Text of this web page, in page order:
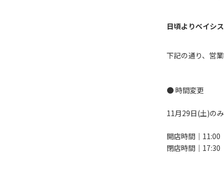
日頃よりベイシ
下記の通り、営
● 時間変更
11月29日(土)の
開店時間｜11:00
閉店時間｜17:30